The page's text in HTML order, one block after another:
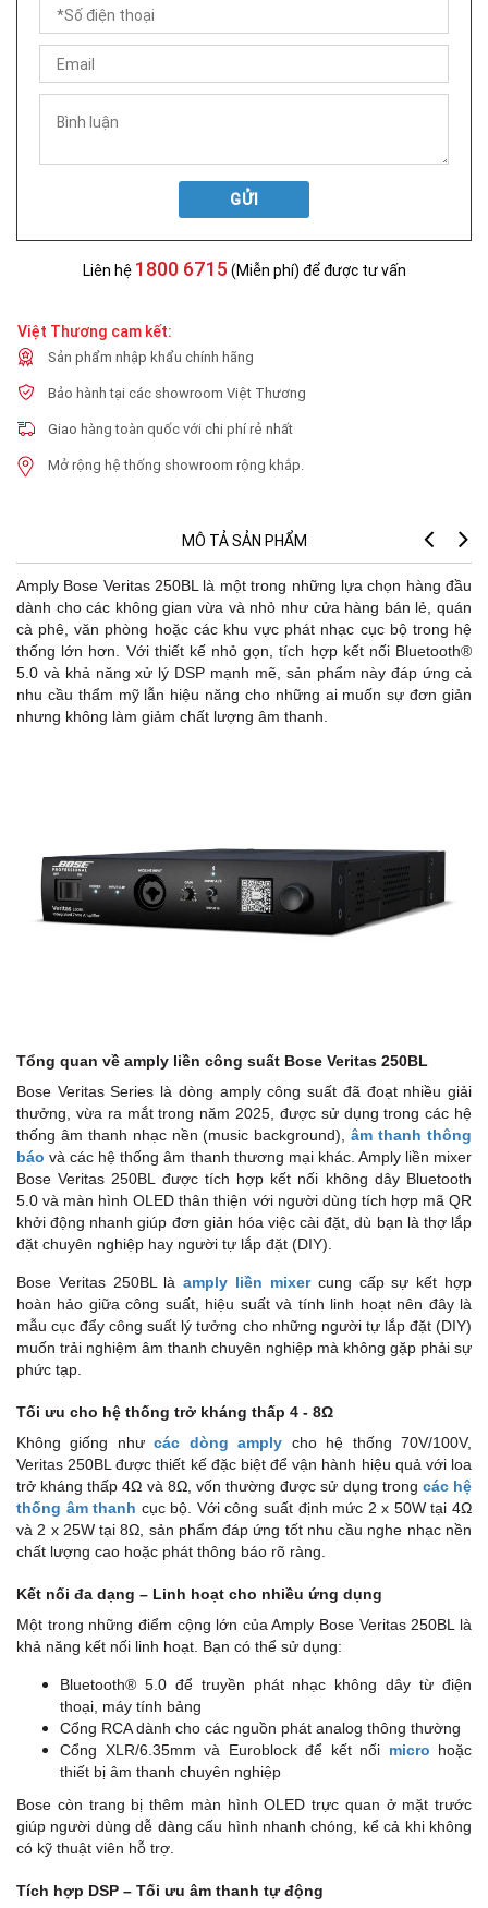
GỬI
Liên hệ 1800 6715 (Miễn phí) để được tư vấn
Việt Thương cam kết:
Sản phẩm nhập khẩu chính hãng
Bảo hành tại các showroom Việt Thương
Giao hàng toàn quốc với chi phí rẻ nhất
Mở rộng hệ thống showroom rộng khắp.
MÔ TẢ SẢN PHẨM
Amply Bose Veritas 250BL là một trong những lựa chọn hàng đầu
dành cho các không gian vừa và nhỏ như cửa hàng bán lẻ, quán
cà phê, văn phòng hoặc các khu vực phát nhạc cục bộ trong hệ
thống lớn hơn. Với thiết kế nhỏ gọn, tích hợp kết nối Bluetooth®
5.0 và khả năng xử lý DSP mạnh mẽ, sản phẩm này đáp ứng cả
nhu cầu thẩm mỹ lẫn hiệu năng cho những ai muốn sự đơn giản
nhưng không làm giảm chất lượng âm thanh.
Tổng quan về amply liền công suất Bose Veritas 250BL
Bose Veritas Series là dòng amply công suất đã đoạt nhiều giải
thưởng, vừa ra mắt trong năm 2025, được sử dụng trong các hệ
thống âm thanh nhạc nền (music background),âm thanh thông
báo và các hệ thống âm thanh thương mại khác. Amply liền mixer
Bose Veritas 250BL được tích hợp kết nối không dây Bluetooth
5.0 và màn hình OLED thân thiện với người dùng tích hợp mã QR
khởi động nhanh giúp đơn giản hóa việc cài đặt, dù bạn là thợ lắp
đặt chuyên nghiệp hay người tự lắp đặt (DIY).
Bose Veritas 250BL làamply liền mixercung cấp sự kết hợp
hoàn hảo giữa công suất, hiệu suất và tính linh hoạt nên đây là
mẫu cục đẩy công suất lý tưởng cho những người tự lắp đặt (DIY)
muốn trải nghiệm âm thanh chuyên nghiệp mà không gặp phải sự
phức tạp.
Tối ưu cho hệ thống trở kháng thấp 4 - 8Ω
Không giống nhưcác dòng amply cho hệ thống 70V/100V,
Veritas 250BL được thiết kế đặc biệt để vận hành hiệu quả với loa
trở kháng thấp 4Ω và 8Ω, vốn thường được sử dụng trong các hệ
thống âm thanh cục bộ. Với công suất định mức 2 x 50W tại 4Ω
và 2 x 25W tại 8Ω, sản phẩm đáp ứng tốt nhu cầu nghe nhạc nền
chất lượng cao hoặc phát thông báo rõ ràng.
Kết nối đa dạng – Linh hoạt cho nhiều ứng dụng
Một trong những điểm cộng lớn của Amply Bose Veritas 250BL là
khả năng kết nối linh hoạt. Bạn có thể sử dụng:
Bluetooth® 5.0 để truyền phát nhạc không dây từ điện
thoại, máy tính bảng
Cổng RCA dành cho các nguồn phát analog thông thường
Cổng XLR/6.35mm và Euroblock để kết nối micro hoặc
thiết bị âm thanh chuyên nghiệp
Bose còn trang bị thêm màn hình OLED trực quan ở mặt trước
giúp người dùng dễ dàng cấu hình nhanh chóng, kể cả khi không
có kỹ thuật viên hỗ trợ.
Tích hợp DSP – Tối ưu âm thanh tự động